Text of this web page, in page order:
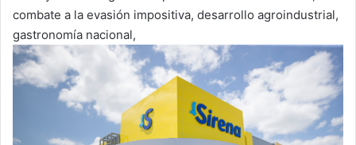
combate a la evasión impositiva, desarrollo agroindustrial,
gastronomía nacional,